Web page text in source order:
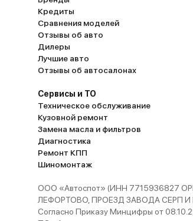
систему на ходу. Подвеска
режиме жёсткая, как у карта
«комфорт», но на лежачих
подбрасывает. Дети
аттракционе катаешь?»
— ошибка: через неделю
покрылся отпечатками
каждом кармане — влажные
детском саду. А левый
переключатель —
дворники, надо нащупать три
разминируешь бомбу. За полгода накатали 12 тыс.
Байкал. Машина не
тыс. км, никаких поломок.
Кредиты
Сравнения моделей
Отзывы об авто
Дилеры
Лучшие авто
Отзывы об автосалонах
Сервисы и ТО
Техническое обслуживание
Кузовной ремонт
Замена масла и фильтров
Диагностика
Ремонт КПП
Шиномонтаж
ООО «Автоспот» (ИНН 7715936827
ЛЕФОРТОВО, ПРОЕЗД ЗАВОДА СЕРП И
Согласно Приказу Минцифры от